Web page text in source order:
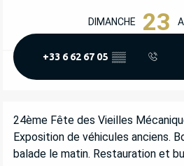
OUVERTURE ET
DIMANCHE 23
+33 6 62 67 05 ▒▒
DESCRIPTION
24ème Fête des Vieilles
Exposition de véhicules anciens.
balade le matin. Restauration et